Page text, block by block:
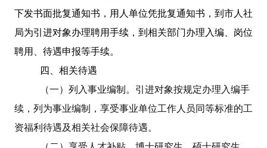
下发书面批复通知书，用人单位凭批复通知书，到市人社
局为引进对象办理聘用手续，到相关部门办理入编、岗位
聘用、待遇申报等手续。
四、相关待遇
（一）列入事业编制。 引进对象按规定办理入编手
续，列为事业编制，享受事业单位工作人员同等标准的工
资福利待遇及相关社会保障待遇。